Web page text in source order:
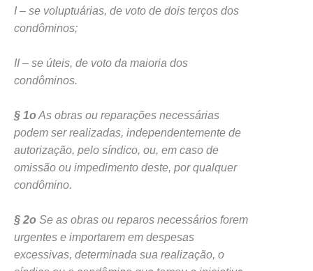
I – se voluptuárias, de voto de dois terços dos
condôminos;
II – se úteis, de voto da maioria dos
condôminos.
§ 1oAs obras ou reparações necessárias
podem ser realizadas, independentemente de
autorização, pelo síndico, ou, em caso de
omissão ou impedimento deste, por qualquer
condômino.
§ 2o Se as obras ou reparos necessários forem
urgentes e importarem em despesas
excessivas, determinada sua realização, o